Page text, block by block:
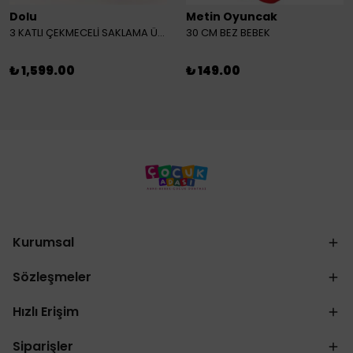
Dolu
3 KATLI ÇEKMECELİ SAKLAMA ÜNİTESİ
₺ 1,599.00
Metin Oyuncak
30 CM BEZ BEBEK
₺ 149.00
Kurumsal
Sözleşmeler
Hızlı Erişim
Siparişler